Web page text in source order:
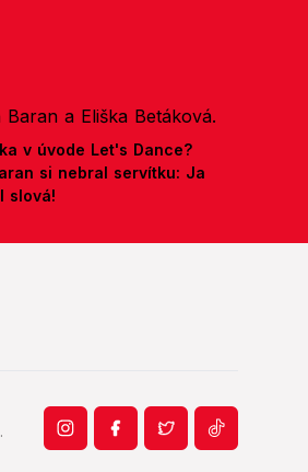
v úvode Let's Dance?
si nebral servítku: Ja
slová!